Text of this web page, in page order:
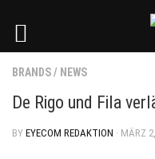
BRANDS/ NEWS
De Rigo und Fila
BY EYECOM REDAKTION · MÄRZ